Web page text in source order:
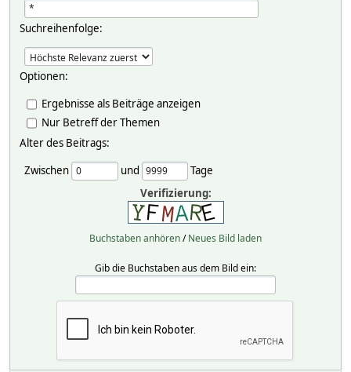
Suchreihenfolge:
Optionen:
Ergebnisse als Beiträge anzeigen
Nur Betreff der Themen
Alter des Beitrags:
Zwischen
und
Tage
Verifizierung:
Buchstaben anhören/Neues Bild laden
Gib die Buchstaben aus dem Bild ein: